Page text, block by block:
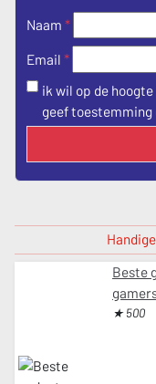
Naam *
Email *
ik wil op de
geef toestemming
Beste
★ 500